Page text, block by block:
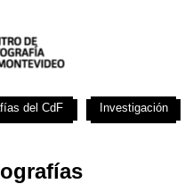
del CdF Investigación